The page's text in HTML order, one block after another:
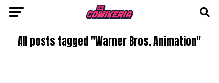
All posts tagged "Warner Bros. Animation"